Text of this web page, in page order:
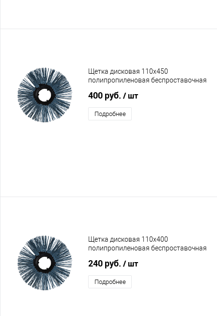
Щетка дисковая 110х450
полипропиленовая беспроставочная
400 руб. / шт
Подробнее
Щетка дисковая 110х400
полипропиленовая беспроставочная
240 руб. / шт
Подробнее